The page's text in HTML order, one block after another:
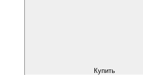
Купить